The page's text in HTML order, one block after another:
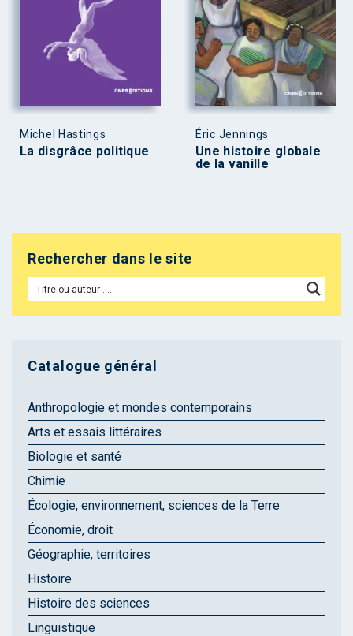
Michel Hastings
La disgrâce politique
Éric Jennings
Une histoire globale
de la vanille
Rechercher dans le site
Catalogue général
Anthropologie et mondes contemporains
Arts et essais littéraires
Biologie et santé
Chimie
Écologie, environnement, sciences de la Terre
Économie, droit
Géographie, territoires
Histoire
Histoire des sciences
Linguistique